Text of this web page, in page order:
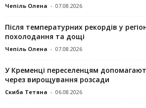
Чепіль Олена - 07.08.2026
Після температурних рекордів у
похолодання та дощі
Чепіль Олена - 07.08.2026
У Кременці переселенцям
через вирощування розсади
Скиба Тетяна - 06.08.2026